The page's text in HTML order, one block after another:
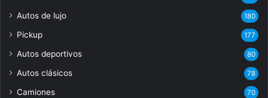
Autos de lujo 180
Pickup 177
Autos deportivos 80
Autos clásicos 78
Camiones 70